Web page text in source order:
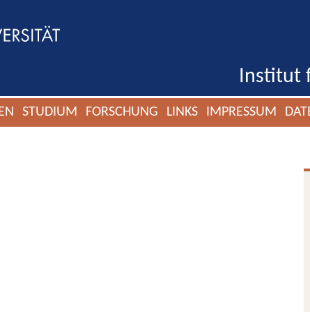
Institut
STUDIUM FORSCHUNG LINKS IMPRESSUM